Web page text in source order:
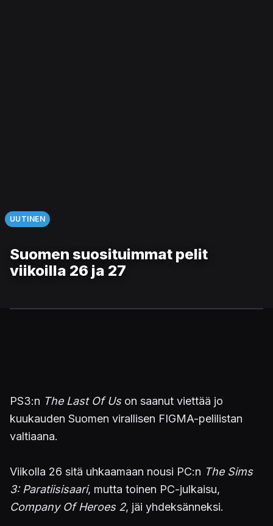
UUTINEN
Suomen suosituimmat pelit
viikoilla 26 ja 27
PS3:n The Last Of Us on saanut viettää jo
kuukauden Suomen virallisen FIGMA-pelilistan
valtiaana.
Viikolla 26 sitä uhkaamaan nousi PC:n The Sims
3: Paratiisisaari, mutta toinen PC-julkaisu,
Company Of Heroes 2, jäi yhdeksänneksi.